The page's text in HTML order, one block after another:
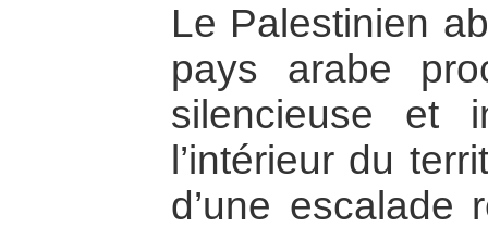
Le Palestinien
pays arabe
silencieuse et
l’intérieur du
d’une escalade